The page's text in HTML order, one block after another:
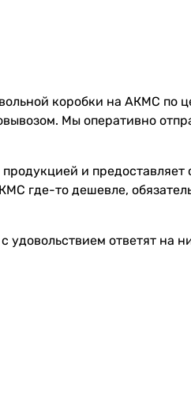
коробки на АКМС по
Мы оперативно
и
где-то дешевле,
ответят на